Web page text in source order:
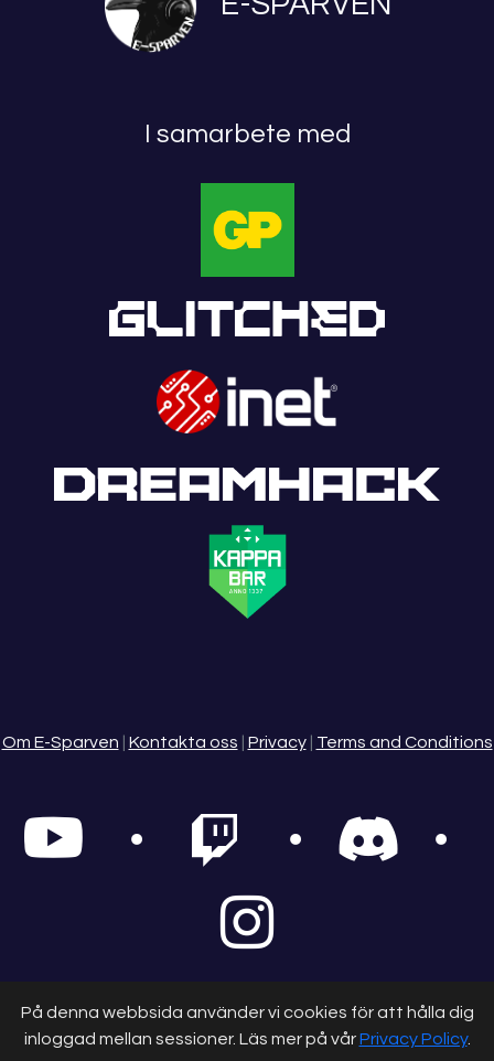
På denna webbsida använder vi cookies för att hålla dig
inloggad mellan sessioner. Läs mer på vårPrivacy Policy.
I samarbete med
Om E-Sparven Kontakta oss Privacy| Terms and Conditions
© 2025 - E-Sparven